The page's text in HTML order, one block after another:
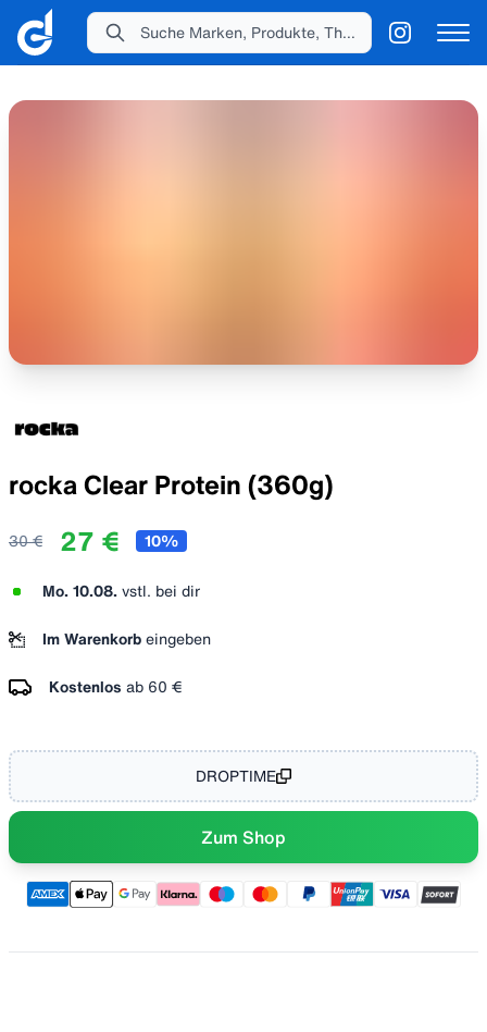
rocka Clear Protein (360g)
30 € 27 € 10%
Mo. 10.08. vstl. bei dir
Im Warenkorb eingeben
Kostenlos ab 60 €
DROPTIME
Zum Shop